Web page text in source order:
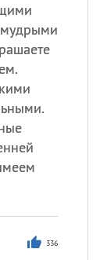
336